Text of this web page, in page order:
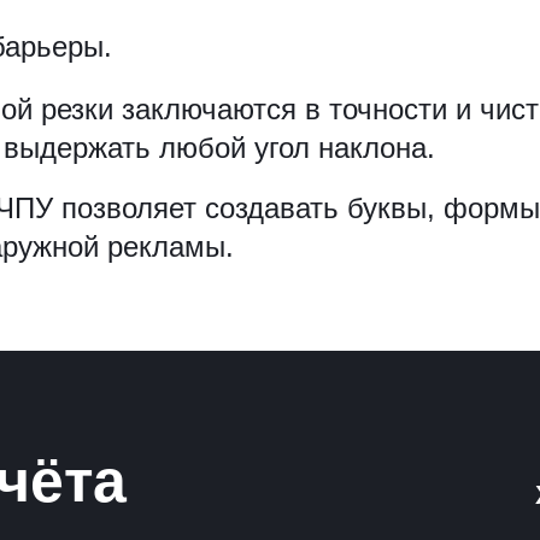
резки заключаются в точности и
любой угол наклона.
позволяет создавать буквы,
рекламы.